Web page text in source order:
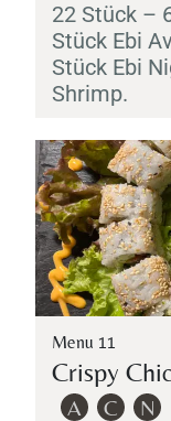
22 Stück –
Stück Ebi
Stück Ebi
Shrimp.
Menu 11
Crispy
A C N